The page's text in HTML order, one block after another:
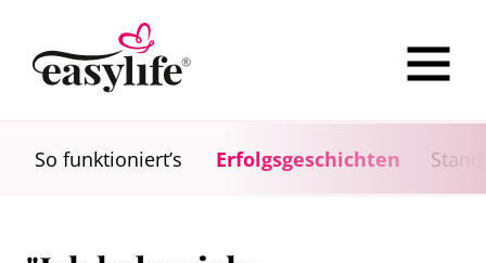
So funktioniert’s Erfolgsgeschichten